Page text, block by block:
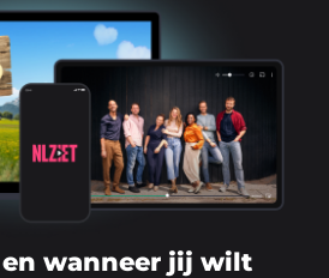
wanneer jij wilt